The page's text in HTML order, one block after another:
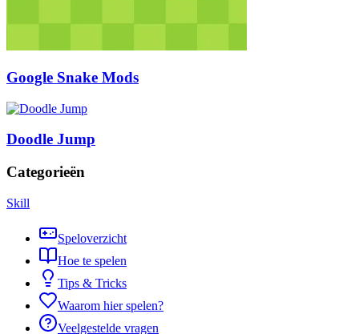
Google Snake Mods
Doodle Jump
Categorieën
Skill
Speloverzicht
Hoe te spelen
Tips & Tricks
Waarom hier spelen?
Veelgestelde vragen